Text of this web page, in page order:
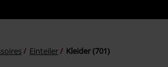
Einteiler Kleider (701)